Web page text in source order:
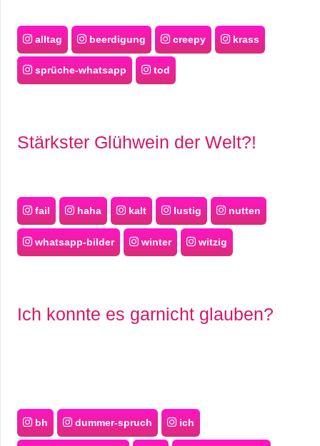
alltag beerdigung creepy krass
sprüche-whatsapp tod
Stärkster Glühwein der Welt?!
fail haha kalt lustig nutten
whatsapp-bilder winter witzig
Ich konnte es garnicht glauben?
bh dummer-spruch ich